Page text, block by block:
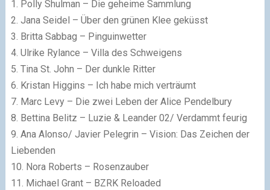
1. Polly Shulman – Die geheime Sammlung
2. Jana Seidel – Über den grünen Klee geküsst
3. Britta Sabbag – Pinguinwetter
4. Ulrike Rylance – Villa des Schweigens
5. Tina St. John – Der dunkle Ritter
6. Kristan Higgins – Ich habe mich verträumt
7. Marc Levy – Die zwei Leben der Alice Pendelbury
8. Bettina Belitz – Luzie & Leander 02/ Verdammt feurig
9. Ana Alonso/ Javier Pelegrin – Vision: Das Zeichen der
Liebenden
10. Nora Roberts – Rosenzauber
11. Michael Grant – BZRK Reloaded